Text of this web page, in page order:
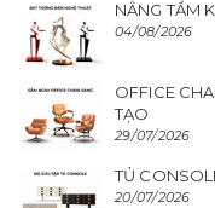
NÂNG TẦM
04/08/2026
OFFICE
TẠO
29/07/2026
TỦ
20/07/2026